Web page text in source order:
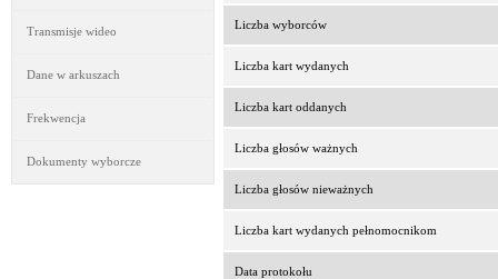
Transmisje wideo
Dane w arkuszach
Frekwencja
Dokumenty wyborcze
Liczba wyborców
Liczba kart wydanych
Liczba kart oddanych
Liczba głosów ważnych
Liczba głosów nieważnych
Liczba kart wydanych pełnomocnikom
Data protokołu